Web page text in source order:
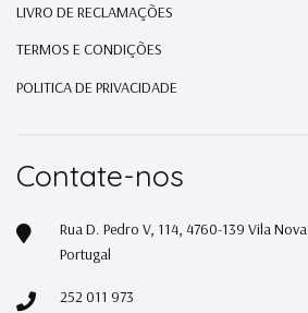
LIVRO DE RECLAMAÇÕES
TERMOS E CONDIÇÕES
POLITICA DE PRIVACIDADE
Contate-nos
Rua D. Pedro V, 114, 4760-139 Vila
Portugal
252 011 973